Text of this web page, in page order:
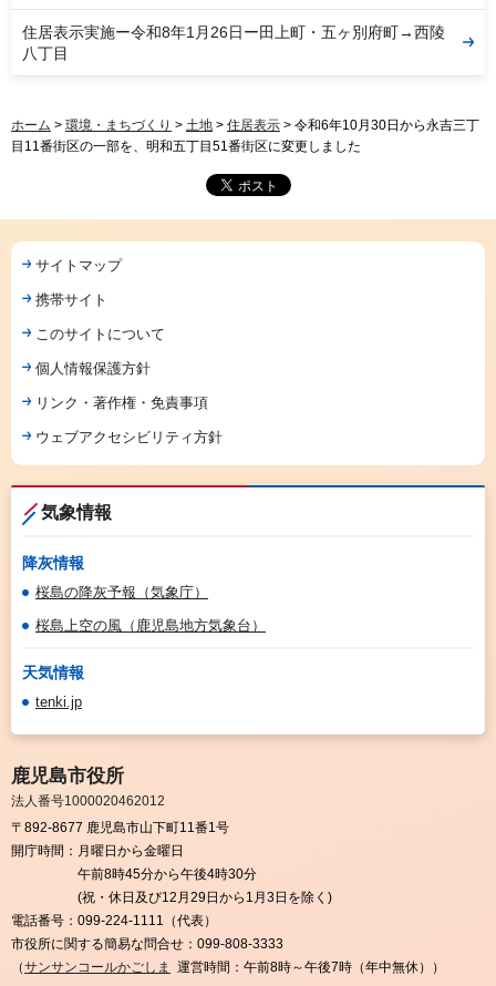
住居表示実施ー令和8年1月26日ー田上町・五ヶ別府町→西陵
八丁目
ホーム > 環境・まちづくり > 土地 > 住居表示 > 令和6年10月30日から永吉三丁
目11番街区の一部を、明和五丁目51番街区に変更しました
サイトマップ
携帯サイト
このサイトについて
個人情報保護方針
リンク・著作権・免責事項
ウェブアクセシビリティ方針
気象情報
降灰情報
桜島の降灰予報（気象庁）
桜島上空の風（鹿児島地方気象台）
天気情報
tenki.jp
鹿児島市役所
法人番号1000020462012
〒892-8677 鹿児島市山下町11番1号
開庁時間： 月曜日から金曜日
午前8時45分から午後4時30分
(祝・休日及び12月29日から1月3日を除く)
電話番号： 099-224-1111（代表）
市役所に関する簡易な問合せ： 099-808-3333
（サンサンコールかごしま 運営時間：午前8時～午後7時（年中無休））